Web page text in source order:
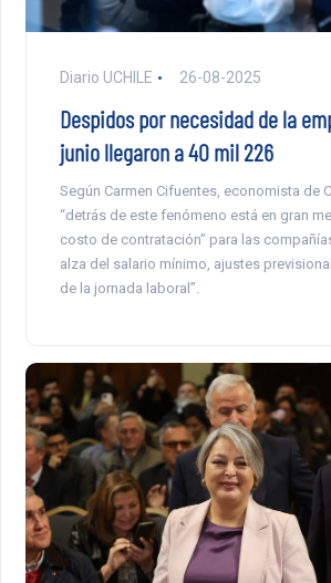
Diario UCHILE 26-08-2025
Despidos por necesidad de la
junio llegaron a 40 mil 226
Según Carmen Cifuentes, economista de
“detrás de este fenómeno está en gran
costo de contratación” para las
alza del salario mínimo, ajustes
de la jornada laboral”.